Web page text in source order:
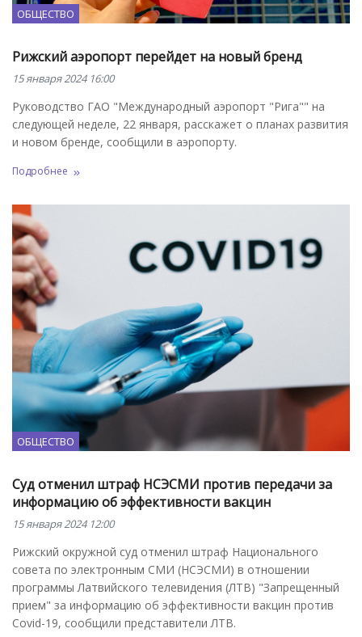
ОБЩЕСТВО
Рижский аэропорт перейдет на новый бренд
15 января 2024 16:00
Руководство ГАО "Международный аэропорт "Рига"" на
следующей неделе, 22 января, расскажет о планах развития
и новом бренде, сообщили в аэропорту.
Подробнее
ОБЩЕСТВО
Суд отменил штраф НСЭСМИ против передачи за
информацию об эффективности вакцин
15 января 2024 12:00
Рижский окружной суд отменил штраф Национального
совета по электронным СМИ (НСЭСМИ) в отношении
программы Латвийского телевидения (ЛТВ) "Запрещенный
прием" за информацию об эффективности вакцин против
Covid-19, сообщили представители ЛТВ.